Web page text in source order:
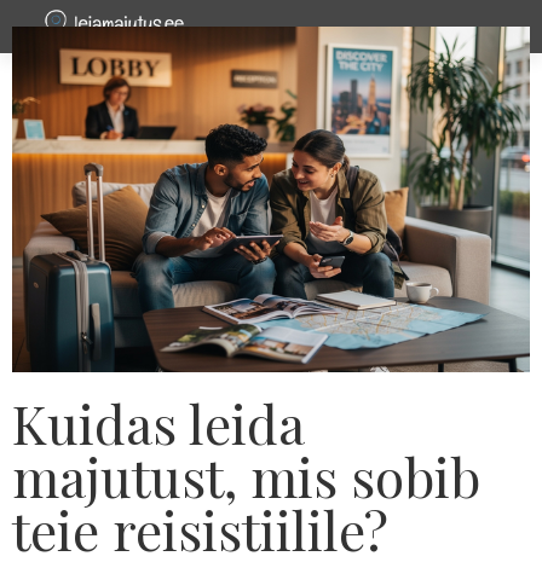
Kuidas leida
majutust, mis sobib
teie reisistiilile?